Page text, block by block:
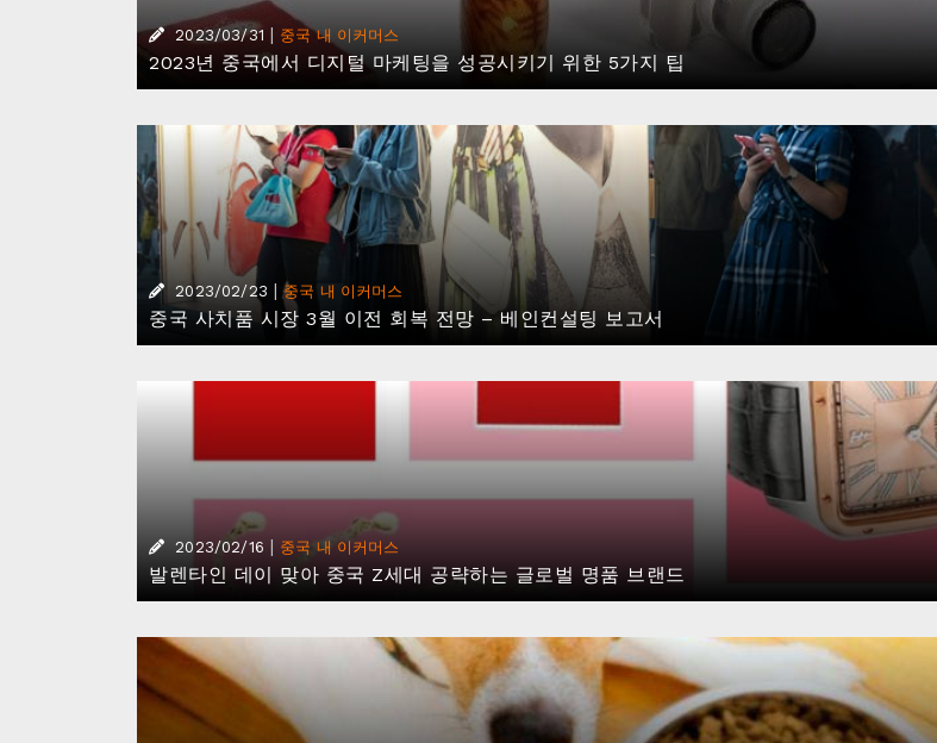
2023/03/31 | 중국 내 이커머스
2023년 중국에서 디지털 마케팅을 성공시키기 위한 5가지 팁
2023/02/23 | 중국 내 이커머스
중국 사치품 시장 3월 이전 회복 전망 – 베인컨설팅 보고서
2023/02/16 | 중국 내 이커머스
발렌타인 데이 맞아 중국 Z세대 공략하는 글로벌 명품 브랜드